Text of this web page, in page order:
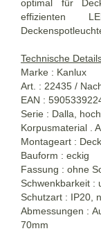
optimal für
effizienten
Technische
Marke : Kanlux
Art. : 22435 /
EAN :
Serie : Dalla,
Korpusmaterial .
Montageart :
Bauform : eckig
Fassung : ohne
Schwenkbarkeit :
Schutzart : IP20,
Abmessungen :
70mm